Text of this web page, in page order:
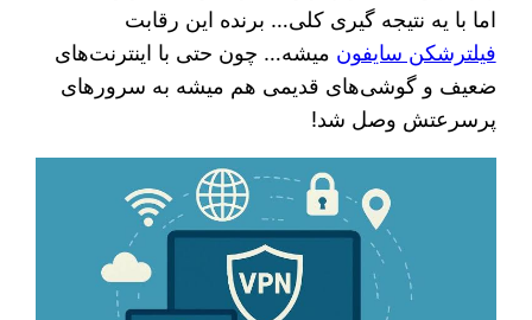
اما با یه نتیجه‌ گیری کلی… برنده این رقابت
فیلترشکن سایفون میشه… چون حتی با اینترنت‌های
ضعیف و گوشی‌های قدیمی هم میشه به سرورهای
پرسرعتش وصل شد!